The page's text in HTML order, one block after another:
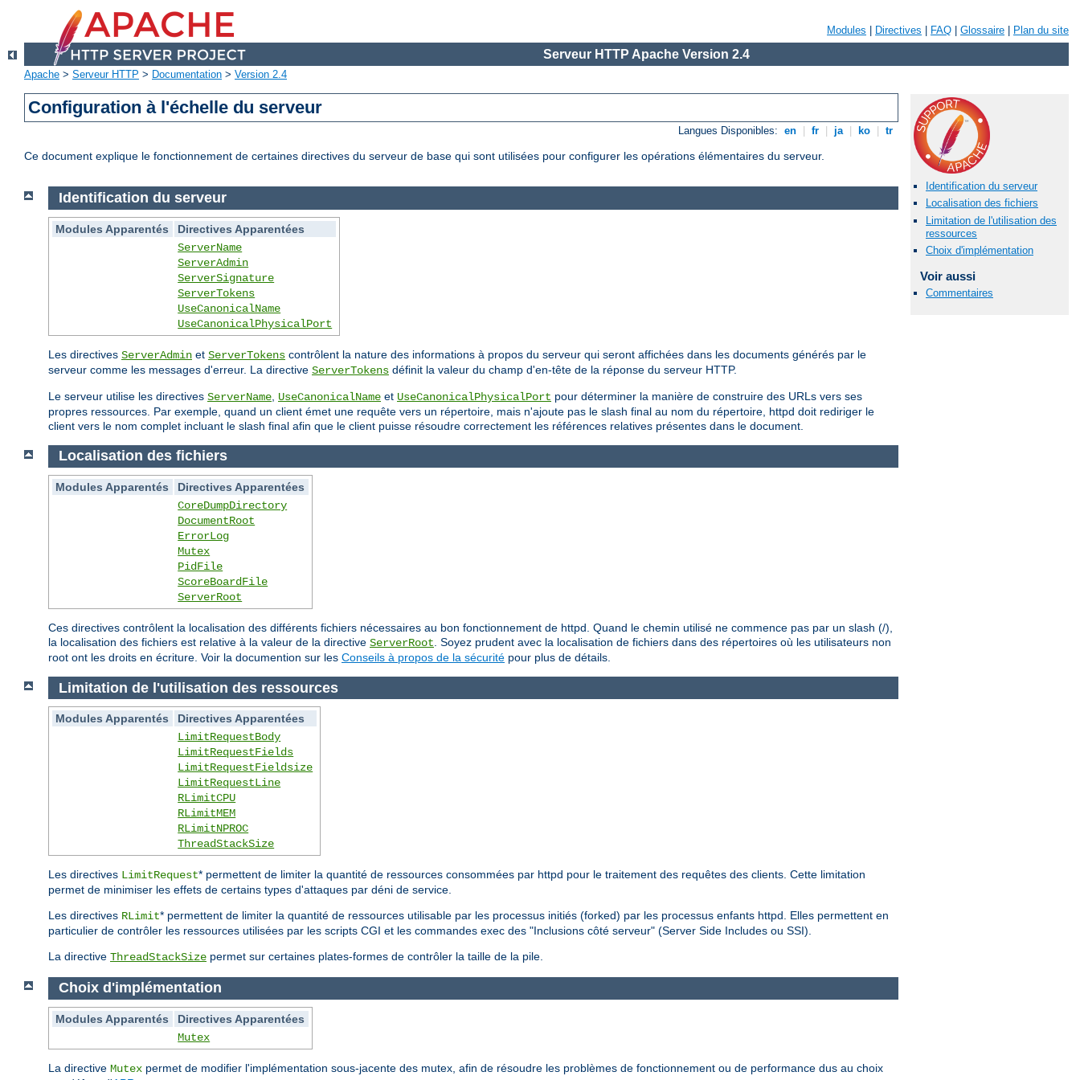
Modules Directives FAQ Glossaire Plan du site
Serveur HTTP Apache Version 2.4
Apache > Serveur HTTP > Documentation > Version 2.4
Configuration à l'échelle du serveur
Langues Disponibles: en fr ja ko tr
Ce document explique le fonctionnement de certaines directives du serveur de base qui sont utilisées pour configurer les opérations élémentaires du serveur.
Identification du serveur
Localisation des fichiers
Limitation de l'utilisation des
ressources
Choix d'implémentation
Voir aussi
Commentaires
Identification du serveur
Modules Apparentés
Directives Apparentées
ServerName
ServerAdmin
ServerSignature
ServerTokens
UseCanonicalName
UseCanonicalPhysicalPort
Les directives ServerAdmin et ServerTokens contrôlent la nature des informations à propos du serveur qui seront affichées dans les documents générés par le
serveur comme les messages d'erreur. La directive ServerTokens définit la valeur du champ d'en-tête de la réponse du serveur HTTP.
Le serveur utilise les directives ServerName UseCanonicalName et UseCanonicalPhysicalPort pour déterminer la manière de construire des URLs vers ses
propres ressources. Par exemple, quand un client émet une requête vers un répertoire, mais n'ajoute pas le slash final au nom du répertoire, httpd doit rediriger le
client vers le nom complet incluant le slash final afin que le client puisse résoudre correctement les références relatives présentes dans le document.
Localisation des fichiers
Modules Apparentés
Directives Apparentées
CoreDumpDirectory
DocumentRoot
ErrorLog
Mutex
PidFile
ScoreBoardFile
ServerRoot
Ces directives contrôlent la localisation des différents fichiers nécessaires au bon fonctionnement de httpd. Quand le chemin utilisé ne commence pas par un slash (/),
la localisation des fichiers est relative à la valeur de la directive ServerRoot . Soyez prudent avec la localisation de fichiers dans des répertoires où les utilisateurs non
root ont les droits en écriture. Voir la documention sur les Conseils à propos de la sécurité pour plus de détails.
Limitation de l'utilisation des ressources
Modules Apparentés
Directives Apparentées
LimitRequestBody
LimitRequestFields
LimitRequestFieldsize
LimitRequestLine
RLimitCPU
RLimitMEM
RLimitNPROC
ThreadStackSize
Les directives LimitRequest* permettent de limiter la quantité de ressources consommées par httpd pour le traitement des requêtes des clients. Cette limitation
permet de minimiser les effets de certains types d'attaques par déni de service.
Les directives RLimit* permettent de limiter la quantité de ressources utilisable par les processus initiés (forked) par les processus enfants httpd. Elles permettent en
particulier de contrôler les ressources utilisées par les scripts CGI et les commandes exec des "Inclusions côté serveur" (Server Side Includes ou SSI).
La directive ThreadStackSize permet sur certaines plates-formes de contrôler la taille de la pile.
Choix d'implémentation
Modules Apparentés
Directives Apparentées
Mutex
La directive Mutex permet de modifier l'implémentation sous-jacente des mutex, afin de résoudre les problèmes de fonctionnement ou de performance dus au choix